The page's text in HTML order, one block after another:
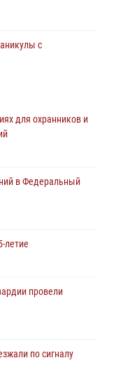
с
мероприятия
Дня
для охранников и
в Федеральный
летие
провели
по сигналу